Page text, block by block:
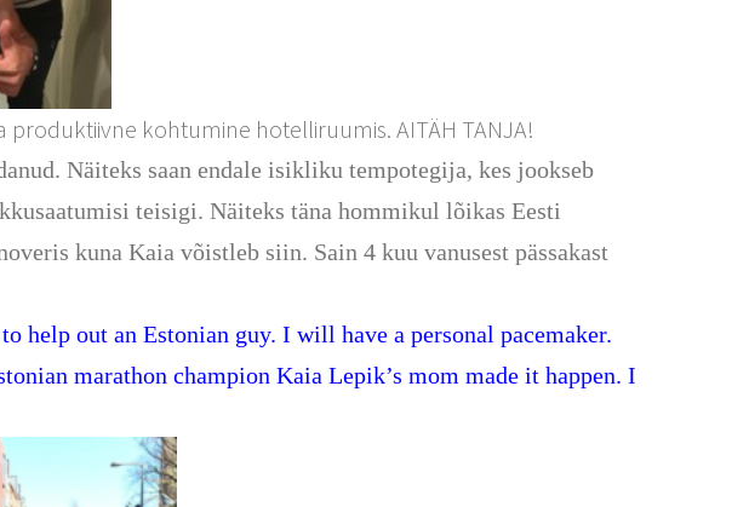
produktiivne kohtumine hotelliruumis. AITÄH TANJA!
Näiteks saan endale isikliku tempotegija, kes jookseb
teisigi. Näiteks täna hommikul lõikas Eesti
kuna Kaia võistleb siin. Sain 4 kuu vanusest pässakast
help out an Estonian guy. I will have a personal pacemaker.
marathon champion Kaia Lepik’s mom made it happen. I